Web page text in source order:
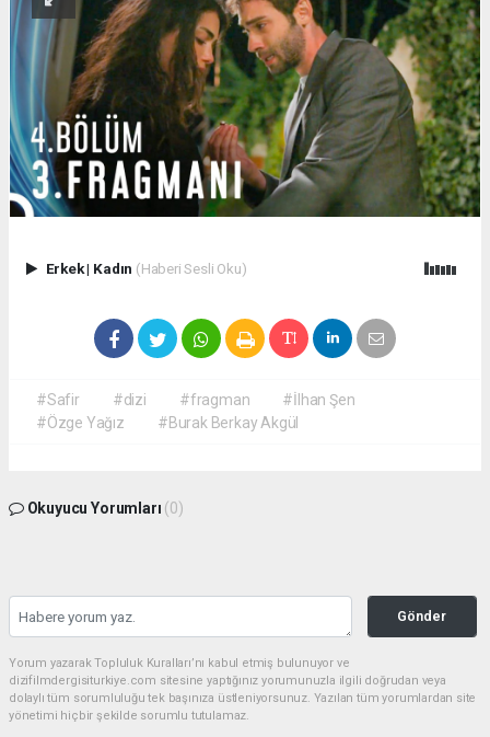
Erkek| Kadın (Haberi Sesli Oku)
#Safir #dizi #fragman
#İlhan Şen
#Özge Yağız
#Burak Berkay Akgül
Okuyucu Yorumları (0)
Gönder
Yorum yazarak Topluluk Kuralları’nı kabul etmiş bulunuyor ve
dizifilmdergisiturkiye.com sitesine yaptığınız yorumunuzla ilgili doğrudan veya
dolaylı tüm sorumluluğu tek başınıza üstleniyorsunuz. Yazılan tüm yorumlardan site
yönetimi hiçbir şekilde sorumlu tutulamaz.